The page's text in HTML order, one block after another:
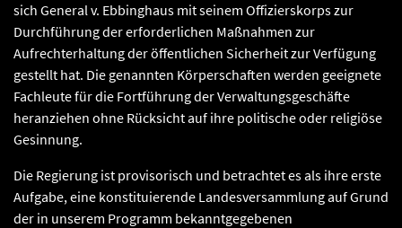
sich General v. Ebbinghaus mit seinem Offizierskorps zur
Durchführung der erforderlichen Maßnahmen zur
Aufrechterhaltung der öffentlichen Sicherheit zur Verfügung
gestellt hat. Die genannten Körperschaften werden geeignete
Fachleute für die Fortführung der Verwaltungsgeschäfte
heranziehen ohne Rücksicht auf ihre politische oder religiöse
Gesinnung.
Die Regierung ist provisorisch und betrachtet es als ihre erste
Aufgabe, eine konstituierende Landesversammlung auf Grund
der in unserem Programm bekanntgegebenen